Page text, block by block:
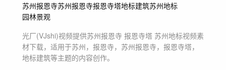
苏州报恩寺苏州报恩寺报恩寺塔地标建筑苏州地标
园林景观
光厂(VJshi)视频提供苏州报恩寺 报恩寺塔 苏州地标视频素
材下载，适用于苏州，报恩寺，苏州报恩寺，报恩寺塔，
地标建筑等主题的内容创作。